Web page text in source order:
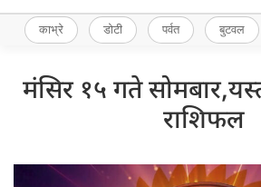
काभ्रे डोटी पर्वत बुटवल
मंसिर १५ गते
राशिफल